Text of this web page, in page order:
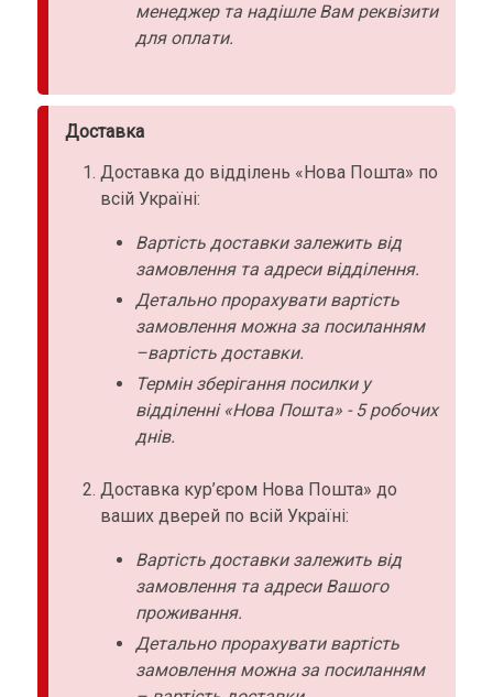
менеджер та надішле Вам реквізити
для оплати.
Доставка
Доставка до відділень «Нова Пошта» по
всій Україні:
Вартість доставки залежить від
замовлення та адреси відділення.
Детально прорахувати вартість
замовлення можна за посиланням
–вартість доставки.
Термін зберігання посилки у
відділенні «Нова Пошта» - 5 робочих
днів.
Доставка кур’єром Нова Пошта» до
ваших дверей по всій Україні:
Вартість доставки залежить від
замовлення та адреси Вашого
проживання.
Детально прорахувати вартість
замовлення можна за посиланням